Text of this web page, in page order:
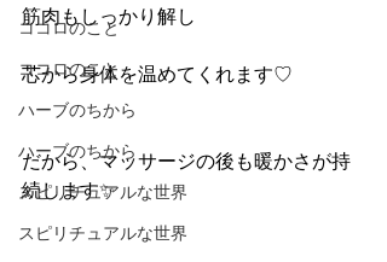
ココロのこと
ココロのこと
ハーブのちから
ハーブのちから
スピリチュアルな世界
スピリチュアルな世界
筋肉もしっかり解し
芯から身体を温めてくれます♡
だから、マッサージの後も暖かさが持
続します✨